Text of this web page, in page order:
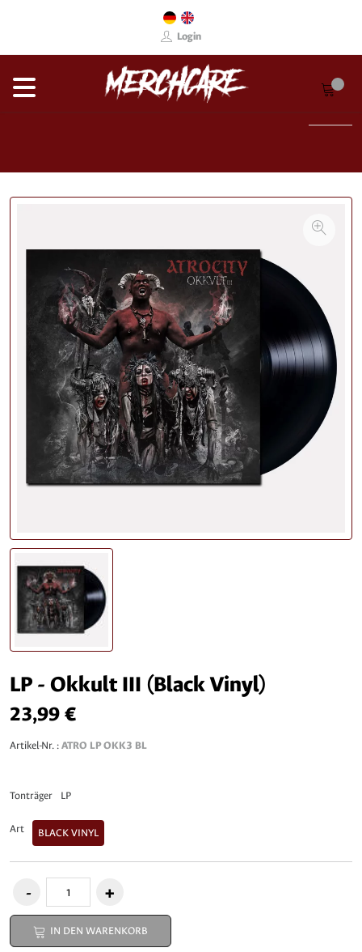
Login
LP - Okkult III (Black Vinyl)
23,99 €
Artikel-Nr. :ATRO LP OKK3 BL
Tonträger LP
Art BLACK VINYL
IN DEN WARENKORB